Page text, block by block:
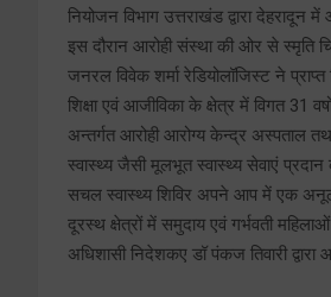
नियोजन विभाग उत्तराखंड द्वारा देहरादून
इस दौरान आरोही संस्था की ओर से स्मृति
जनरल विवेक शर्मा रेडियोलॉजिस्ट ने
शिक्षा एवं आजीविका के क्षेत्र में विगत 31
अन्तर्गत आरोही आरोग्य केन्द्र अस्पताल
स्वास्थ्य जैसी मूलभूत स्वास्थ्य सेवाएं
सचल स्वास्थ्य शिविर अपने आप में एक अनूठी
दूरस्थ क्षेत्रों में समुदाय एवं गर्भवती
अधिशासी निदेशकए डॉ पंकज तिवारी